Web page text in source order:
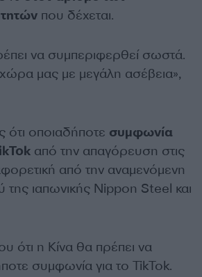
που δέχεται.
να συμπεριφερθεί σωστά.
χώρα μας με μεγάλη ασέβεια»,
ότι οποιαδήποτε συμφωνία
από την απαγόρευση στις
από την αναμενόμενη
της ιαπωνικής Nippon Steel και
ότι η Κίνα θα πρέπει να
συμφωνία για το TikTok.